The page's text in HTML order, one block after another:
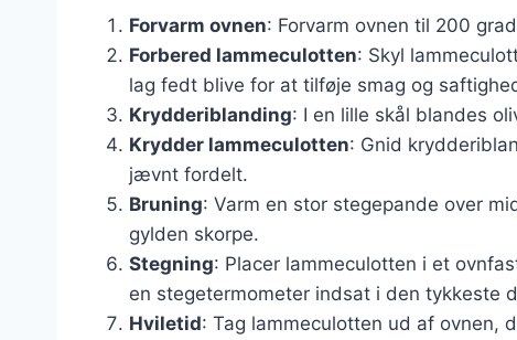
Forvarm ovnen: Forvarm ovnen til 200
Forbered lammeculotten: Skyl
lag fedt blive for at tilføje smag og
Krydderiblanding: I en lille skål blandes
Krydder lammeculotten: Gnid
jævnt fordelt.
Bruning: Varm en stor stegepande over
gylden skorpe.
Stegning: Placer lammeculotten i et
en stegetermometer indsat i den tykkeste
Hviletid: Tag lammeculotten ud af ovnen,